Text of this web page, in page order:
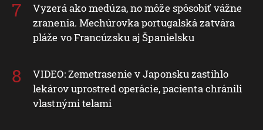
Vyzerá ako medúza, no môže spôsobiť vážne
zranenia. Mechúrovka portugalská zatvára
pláže vo Francúzsku aj Španielsku
VIDEO: Zemetrasenie v Japonsku zastihlo
lekárov uprostred operácie, pacienta chránili
vlastnými telami